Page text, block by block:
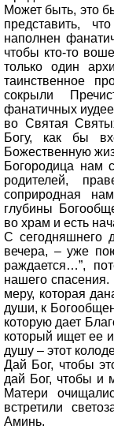
Может быть, это
представить,
наполнен
чтобы кто-то
только один
таинственное
сокрыли
фанатичных
во Святая
Богу, как бы
Божественную
Богородица нам
родителей,
соприродная
глубины
во храм и есть
С сегодняшнего
вечера, – уже
раждается…”,
нашего спасения.
меру, которая
души, к
которую дает
который ищет ее
душу – этот
Дай Бог, чтобы
дай Бог, чтобы и
Матери
встретили
Аминь.